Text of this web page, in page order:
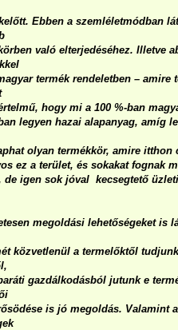
Ebben a szemléletmódban
való elterjedéséhez. Illetve
termék rendeletben – amire
hogy mi a 100 %-ban
legyen hazai alapanyag, amíg
olyan termékkör, amire
ez a terület, és sokakat fognak
de igen sok jóval kecsegtető
megoldási lehetőségeket is
közvetlenül a termelőktől
gazdálkodásból jutunk e
is jó megoldás. Valamint